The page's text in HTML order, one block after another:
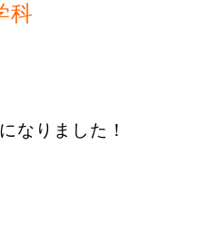
科
なりました！